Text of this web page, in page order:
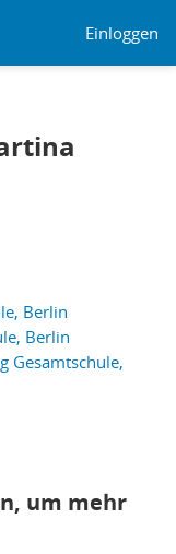
Einloggen
Berlin
Berlin
Gesamtschule,
um mehr